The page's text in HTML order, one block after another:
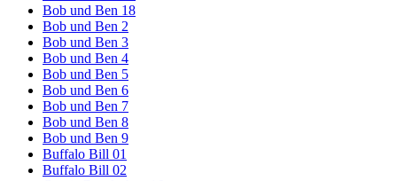
Bob und Ben 18
Bob und Ben 2
Bob und Ben 3
Bob und Ben 4
Bob und Ben 5
Bob und Ben 6
Bob und Ben 7
Bob und Ben 8
Bob und Ben 9
Buffalo Bill 01
Buffalo Bill 02